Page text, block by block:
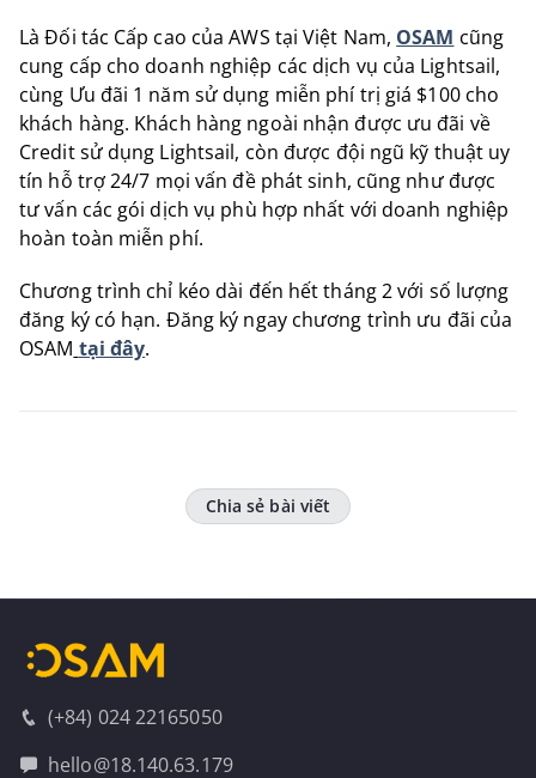
Là Đối tác Cấp cao của AWS tại Việt Nam, OSAM cũng
cung cấp cho doanh nghiệp các dịch vụ của Lightsail,
cùng Ưu đãi 1 năm sử dụng miễn phí trị giá $100 cho
khách hàng. Khách hàng ngoài nhận được ưu đãi về
Credit sử dụng Lightsail, còn được đội ngũ kỹ thuật uy
tín hỗ trợ 24/7 mọi vấn đề phát sinh, cũng như được
tư vấn các gói dịch vụ phù hợp nhất với doanh nghiệp
hoàn toàn miễn phí.
Chương trình chỉ kéo dài đến hết tháng 2 với số lượng
đăng ký có hạn. Đăng ký ngay chương trình ưu đãi của
OSAM tại đây.
Chia sẻ bài viết
(+84) 024 22165050
hello@18.140.63.179